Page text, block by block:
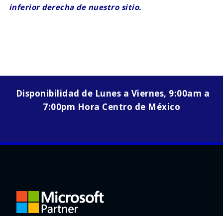
inferior derecha de nuestro sitio.
Disponibilidad de Lunes a Viernes, 9:00am a
7:00pm Hora Centro de México